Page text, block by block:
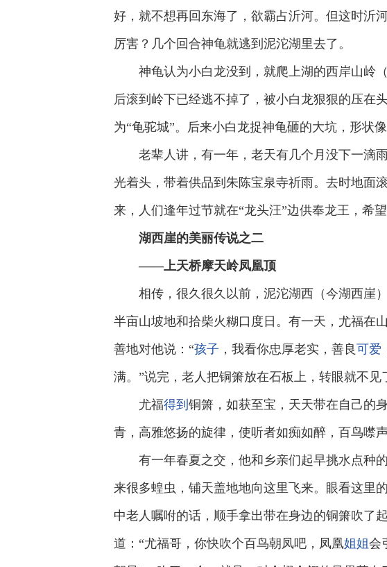
好，就不想再回东海了，欲霸占沂河。但这时沂
厉害？几个回合神龟就逃到泥沱湖里去了。
神龟认为小白龙没到，就爬上湖的西岸山岭
后滚到岭下已经逃不掉了，被小白龙狠狠的压在
为“龟驼城”。后来小白龙捉神龟砸的大坑，形状像
老辈人讲，有一年，老天有几个月没下一滴
光着头，带着供品到朱陈宝泉寺祈雨。去时地面
来，人们逢年过节就在“龙头汪”边供奉龙王，希
湖西崖的美丽传说之二
——上天桥摩天岭凤凰顶
相传，很久很久以前，泥沱湖西（今湖西崖
半亩山坡地和拾柴火糊口度日。有一天，尤福在
善地对他说：“孩子 ，我看你忠厚老实，善良可爱
满。”说完，老人把铜箫放在石板上，转眼就不
尤福得到 铜箫，如获至宝，天天带在自己的
青，高雅悠扬的旋律，使听者如痴如醉，百鸟噤声
有一年春夏之交，他和乡亲们起早挑水点种
来很多蝗虫，铺天盖地地向这里飞来。眼看这里
中老人嘱咐的话，顺手拿出带在身边的铜箫吹了
道：“尤福哥，你快吹个百鸟朝凤吧，凤凰姐姐会